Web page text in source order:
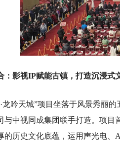
：影视IP赋能古镇，打造沉浸式
龙吟天城”项目坐落于风景秀丽
与中视同成集团联手打造。项目
的历史文化底蕴，运用声光电